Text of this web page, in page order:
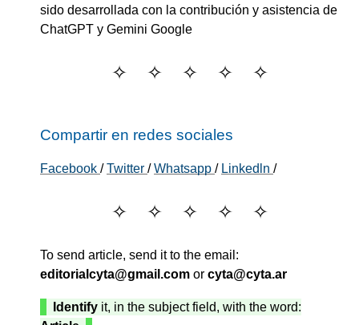
sido desarrollada con la contribución y asistencia de
ChatGPT y Gemini Google
Compartir en redes sociales
Facebook /Twitter /Whatsapp / Linkedln /
To send article, send it to the email:
editorialcyta@gmail.com or cyta@cyta.ar
Identify it, in the subject field, with the word: